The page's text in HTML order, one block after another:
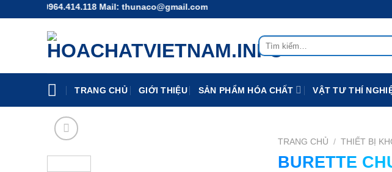
- 0964.414.118 Mail: thunaco@gmail.com
Tìm
kiếm:
TRANG CHỦ GIỚI THIỆU SẢN PHẨM HÓA CHẤT VẬT TƯ THÍ
TRANG CHỦ / THIẾT BỊ
BURETTE